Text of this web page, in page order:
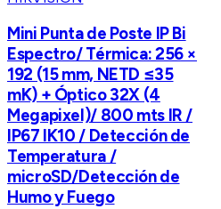
Mini Punta de Poste IP Bi
Espectro/ Térmica: 256 ×
192 (15 mm, NETD ≤35
mK) + Óptico 32X (4
Megapixel)/ 800 mts IR /
IP67 IK10 / Detección de
Temperatura /
microSD/Detección de
Humo y Fuego